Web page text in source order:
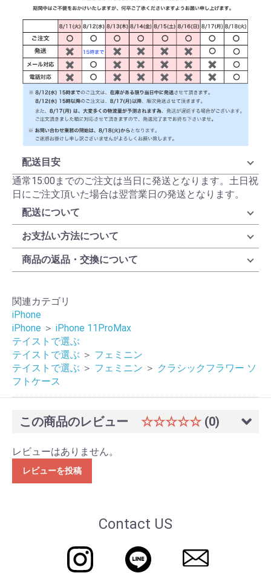
配送目安
通常15:00までのご注文は当日に発送となります。土日祝
日にご注文頂いた場合は翌営業日の発送となります。
配送について
お支払い方法について
商品の返品・交換について
関連カテゴリ
iPhone
iPhone ＞ iPhone 11ProMax
テイストで選ぶ
テイストで選ぶ ＞ フェミニン
テイストで選ぶ ＞ フェミニン ＞ クラシックフラワー ソ
フトケース
この商品のレビュー ☆☆☆☆☆ (0)
レビューはありません。
レビューを投稿
Contact US